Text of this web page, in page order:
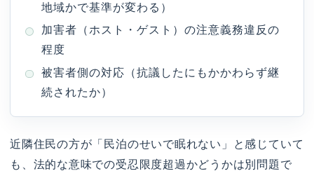
地域かで基準が変わる）
加害者（ホスト・ゲスト）の注意義務違反の
程度
被害者側の対応（抗議したにもかかわらず継
続されたか）
近隣住民の方が「民泊のせいで眠れない」と感じていて
も、法的な意味での受忍限度超過かどうかは別問題で